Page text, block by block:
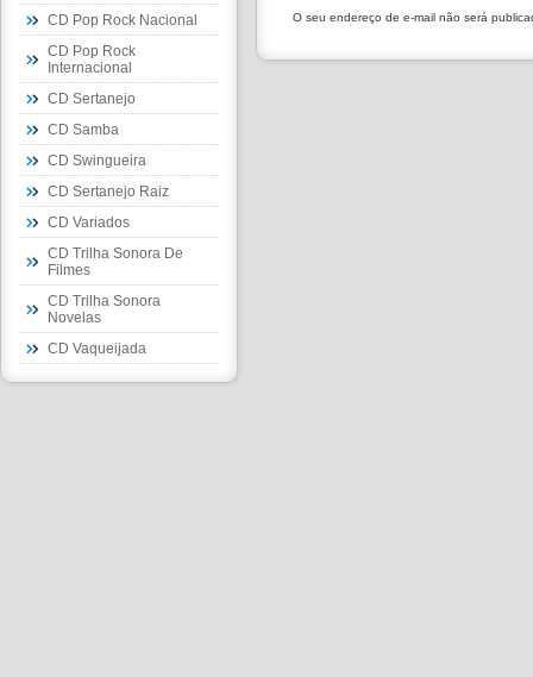
CD Pop Rock Nacional
CD Pop Rock
Internacional
CD Sertanejo
CD Samba
CD Swingueira
CD Sertanejo Raiz
CD Variados
CD Trilha Sonora De
Filmes
CD Trilha Sonora
Novelas
CD Vaqueijada
O seu endereço de e-mail não será